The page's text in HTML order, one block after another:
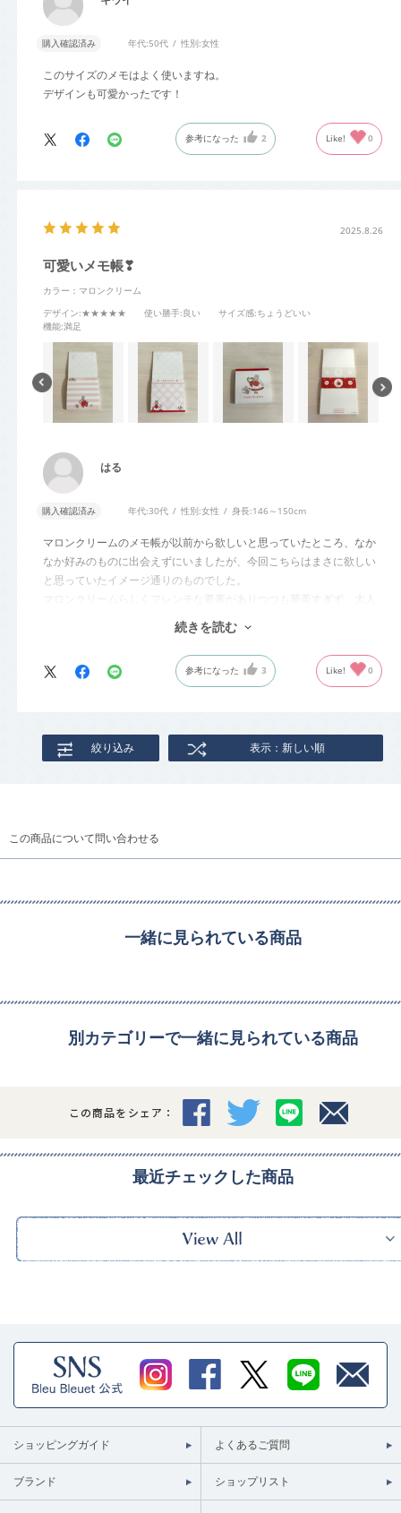
購入確認済み 年代:50代 性別:女性
このサイズのメモはよく使いますね。
デザインも可愛かったです！
参考になった 2 Like! 0
2025.8.26
可愛いメモ帳❣︎
カラー：マロンクリーム
デザイン:★★★★★ 使い勝手:良い サイズ感:ちょうどいい
機能:満足
はる
購入確認済み 年代:30代 性別:女性 身長:146～150cm
マロンクリームのメモ帳が以前から欲しいと思っていたところ、なか
なか好みのものに出会えずにいましたが、今回こちらはまさに欲しい
と思っていたイメージ通りのものでした。
マロンクリームらしくフレンチな要素がありつつも華美すぎず、大人
使うのが楽しみで大事に使いたいと思います。
続きを読む
参考になった 3 Like! 0
絞り込み 表示：新しい順
この商品について問い合わせる
一緒に見られている商品
別カテゴリーで一緒に見られている商品
この商品をシェア：
最近チェックした商品
ショッピングガイド よくあるご質問
ブランド ショップリスト